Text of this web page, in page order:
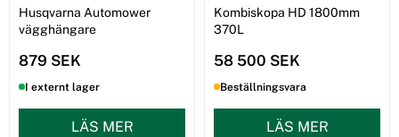
Husqvarna Automower
vägghängare
879 SEK
I externt lager
LÄS MER
Kombiskopa HD 1800mm
370L
58 500 SEK
Beställningsvara
LÄS MER